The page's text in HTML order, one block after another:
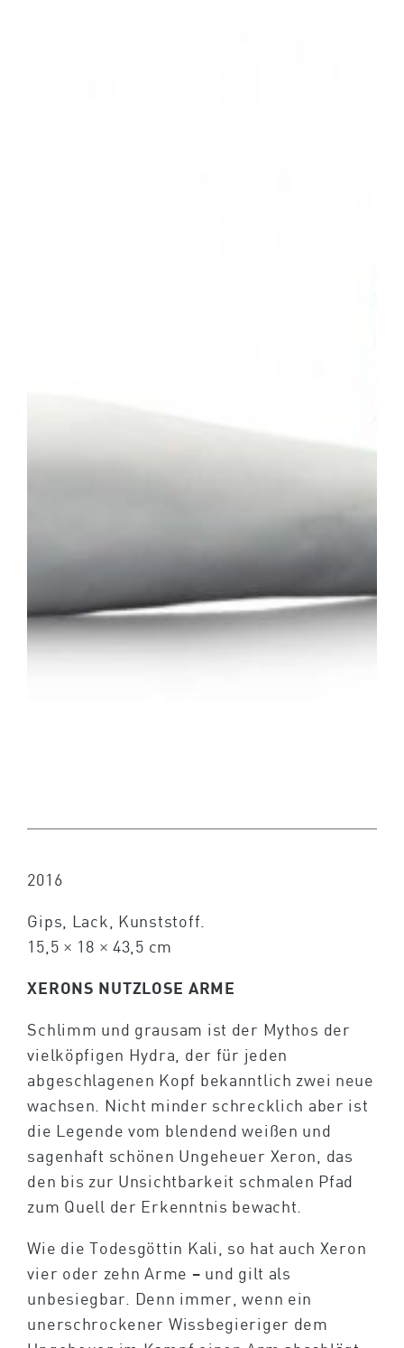
2016
Gips, Lack, Kunststoff.
15,5 × 18 × 43,5 cm
XERONS NUTZLOSE ARME
Schlimm und grausam ist der Mythos der
vielköpfigen Hydra, der für jeden
abgeschlagenen Kopf bekanntlich zwei neue
wachsen. Nicht minder schrecklich aber ist
die Legende vom blendend weißen und
sagenhaft schönen Ungeheuer Xeron, das
den bis zur Unsichtbarkeit schmalen Pfad
zum Quell der Erkenntnis bewacht.
Wie die Todesgöttin Kali, so hat auch Xeron
vier oder zehn Arme – und gilt als
unbesiegbar. Denn immer, wenn ein
unerschrockener Wissbegieriger dem